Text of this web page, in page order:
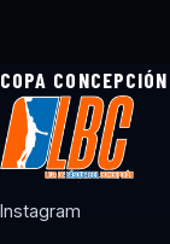
COPA
Instagram